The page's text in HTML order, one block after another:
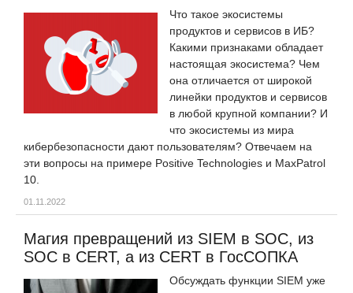
Что такое экосистемы
продуктов и сервисов в ИБ?
Какими признаками обладает
настоящая экосистема? Чем
она отличается от широкой
линейки продуктов и сервисов
в любой крупной компании? И
что экосистемы из мира
кибербезопасности дают пользователям? Отвечаем на
эти вопросы на примере Positive Technologies и MaxPatrol
10.
01.11.2022
Магия превращений из SIEM в SOC, из
SOC в CERT, а из CERT в ГосСОПКА
Обсуждать функции SIEM уже